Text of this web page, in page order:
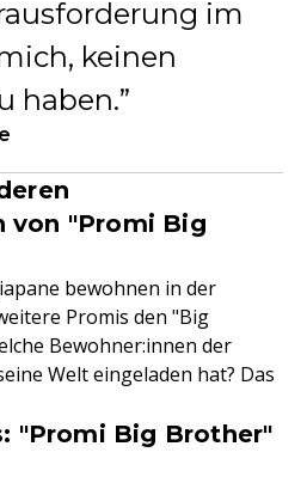
im
keinen
haben.
von "Promi Big
bewohnen in der
Promis den "Big
Bewohner:innen der
Welt eingeladen hat? Das
"Promi Big Brother"